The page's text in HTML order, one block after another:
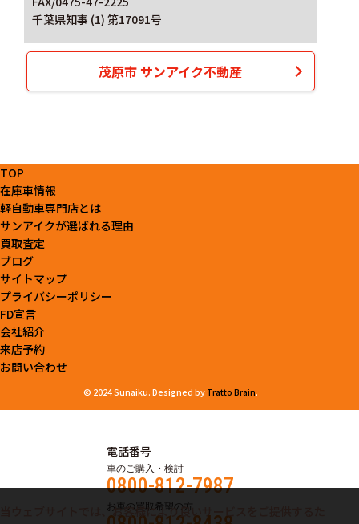
千葉県知事 (1) 第17091号
茂原市 サンアイク不動産
TOP
在庫車情報
軽自動車専門店とは
サンアイクが選ばれる理由
買取査定
ブログ
サイトマップ
プライバシーポリシー
FD宣言
会社紹介
来店予約
お問い合わせ
© 2024 Sunaiku. Designed by Tratto Brain.
電話番号
車のご購入・検討
0800-812-7987
お車の買取希望の方
当ウェブサイトでは、お客様により良いサービスをご提供するた